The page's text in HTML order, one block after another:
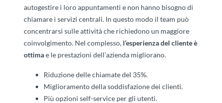
autogestire i loro appuntamenti e non hanno bisogno di
chiamare i servizi centrali. In questo modo il team può
concentrarsi sulle attività che richiedono un maggiore
coinvolgimento. Nel complesso, l’esperienza del cliente è
ottimae le prestazioni dell’azienda migliorano.
Riduzione delle chiamate del 35%.
Miglioramento della soddisfazione dei clienti.
Più opzioni self-service per gli utenti.